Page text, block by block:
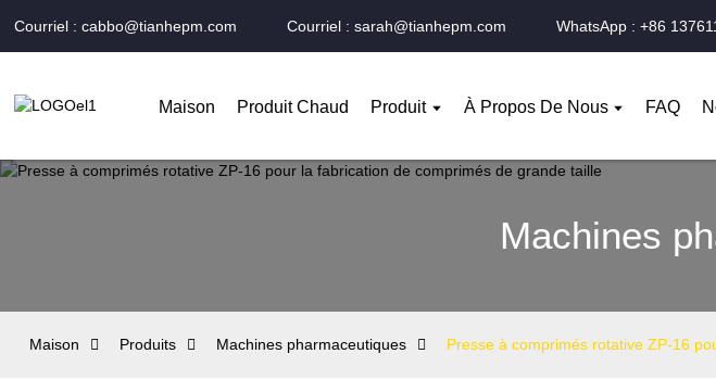
Courriel : cabbo@tianhepm.com Courriel : sarah@tianhepm.com WhatsApp : +86
Maison Produit Chaud Produit À Propos De Nous FAQ
Machines
Maison Produits Machines pharmaceutiques Presse à comprimés rotative ZP-16